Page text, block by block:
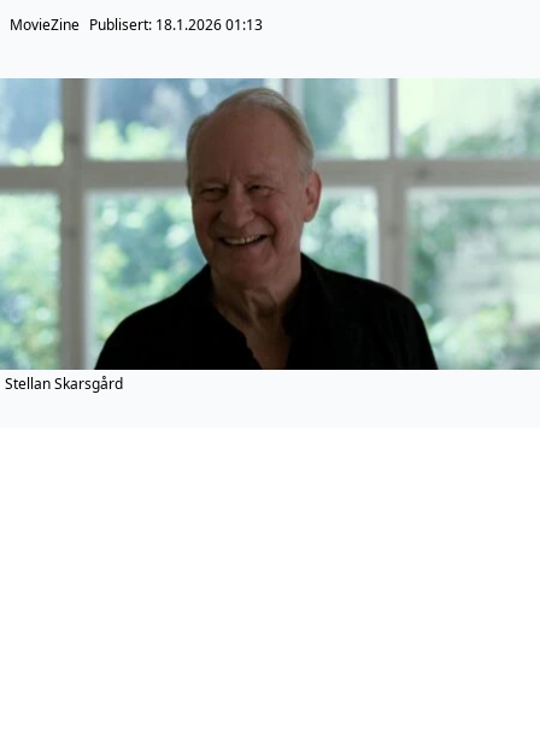
MovieZine Publisert: 18.1.2026 01:13
Stellan Skarsgård